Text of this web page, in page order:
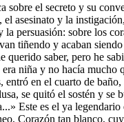
sobre el secreto y su
asesinato y la
persuasión: sobre los
tiñendo y acaban
querido saber, pero he
niña y no hacía mucho
entró en el cuarto de baño,
se quitó el sostén y se
Este es el ya
Corazón tan blanco,